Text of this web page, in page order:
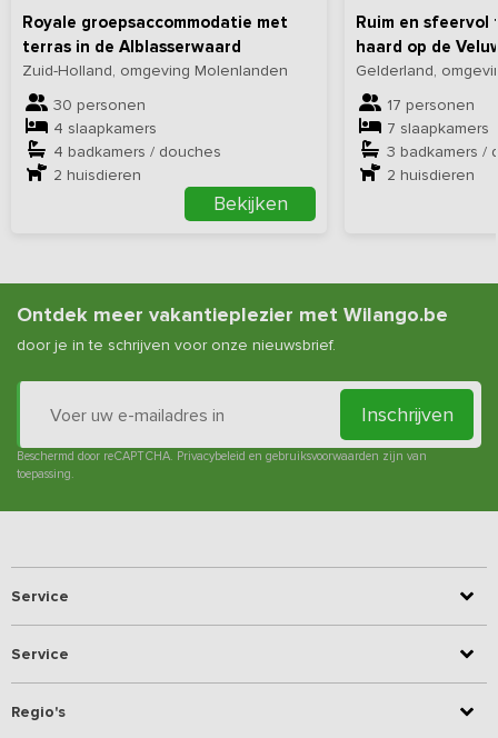
Royale groepsaccommodatie met
terras in de Alblasserwaard
Zuid-Holland, omgeving Molenlanden
30 personen
4 slaapkamers
4 badkamers / douches
2 huisdieren
Bekijken
Ruim en sfeervol
haard op de
Gelderland,
17 personen
7 slaapkamers
3 badkamers /
2 huisdieren
Ontdek meer vakantieplezier met Wilango.be
door je in te schrijven voor onze nieuwsbrief.
Inschrijven
Beschermd door reCAPTCHA. Privacybeleid en gebruiksvoorwaarden zijn van
toepassing.
Service
Service
Regio's